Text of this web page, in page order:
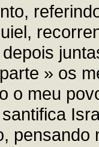
» os
o meu